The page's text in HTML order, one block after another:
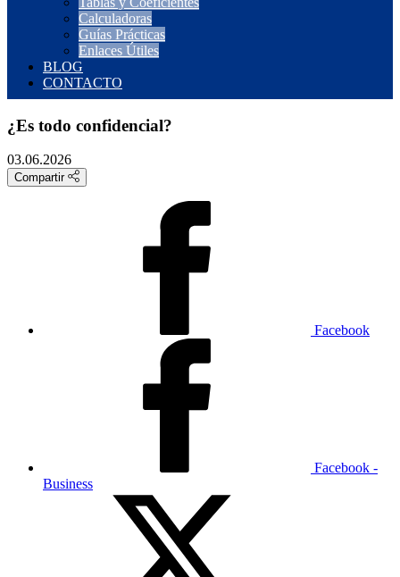
Calculadoras
Guías Prácticas
Enlaces Útiles
BLOG
CONTACTO
¿Es todo confidencial?
03.06.2026
Compartir
Facebook
Facebook -
Business